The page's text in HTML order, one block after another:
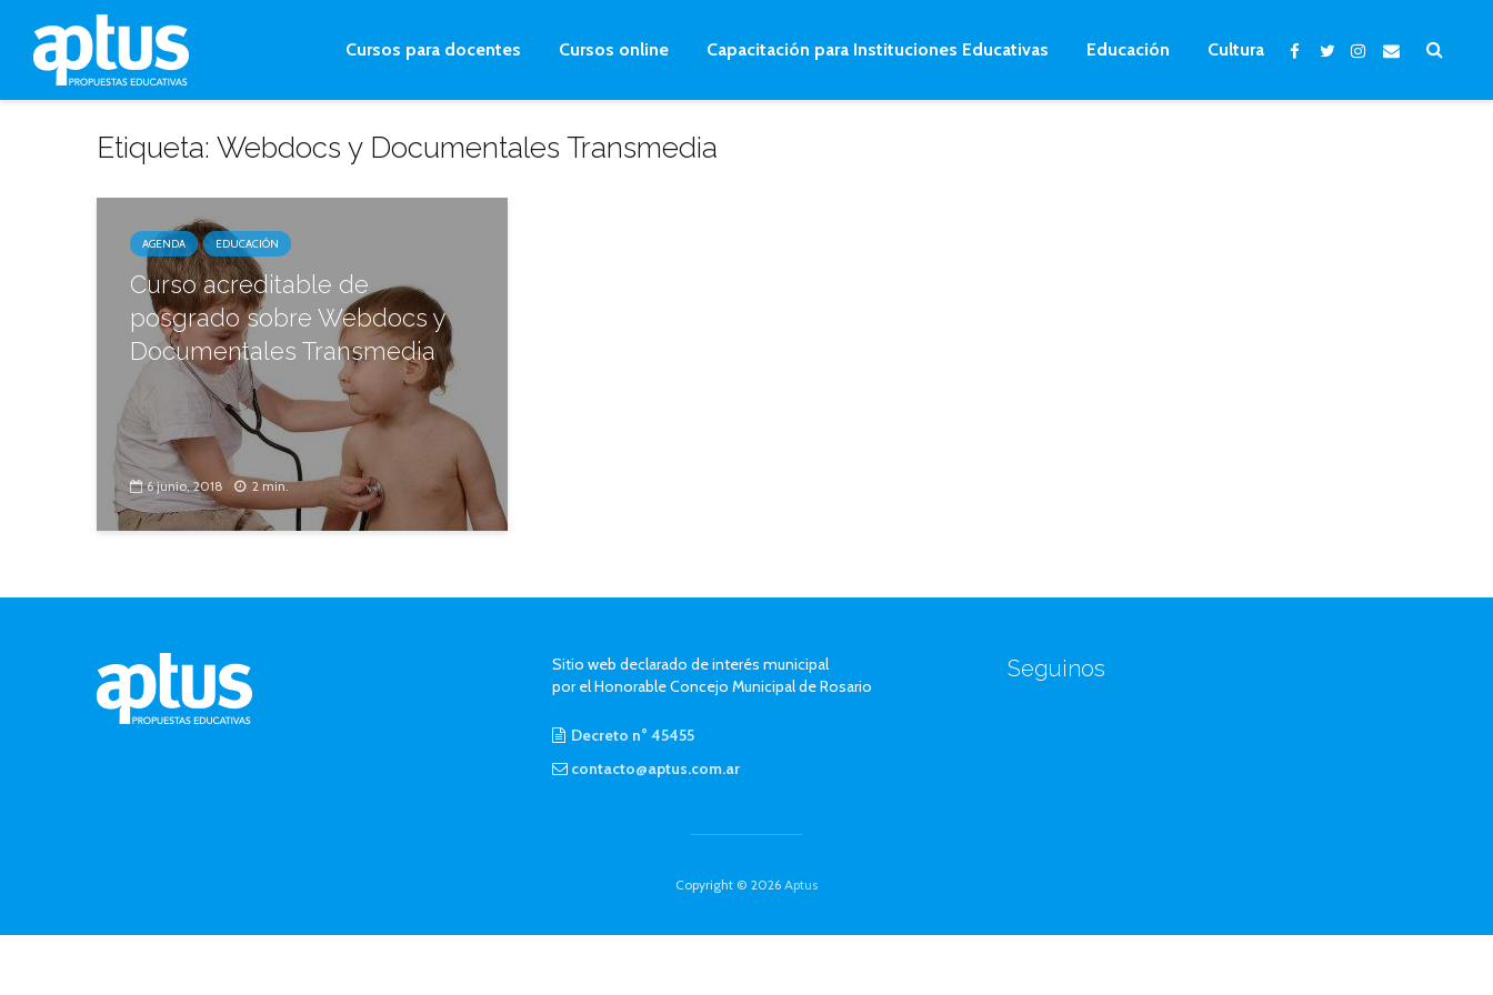
Cursos para docentes Cursos online Capacitación para Instituciones Educativas Educación Cultura
Etiqueta: Webdocs y Documentales Transmedia
AGENDA EDUCACIÓN
Curso acreditable de
posgrado sobre Webdocs y
Documentales Transmedia
6 junio, 2018 2 min.
Sitio web declarado de interés municipal
por el Honorable Concejo Municipal de Rosario
Decreto n° 45455
contacto@aptus.com.ar
Seguinos
Copyright © 2026 Aptus